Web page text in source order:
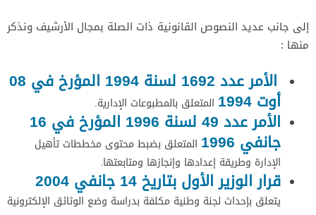
إلى جانب عديد النصوص القانونية ذات الصلة بمجال الأرشيف ونذكر
منها :
الأمر عدد 1692 لسنة 1994 المؤرخ في 08
أوت 1994 المتعلق بالمطبوعات الإدارية.
الأمر عدد 49 لسنة 1996 المؤرخ في 16
جانفي 1996
المتعلق بضبط محتوى مخططات تأهيل
الإدارة وطريقة إعدادها وإنجازها ومتابعتها.
قرار الوزير الأول بتاريخ 14 جانفي 2004
يتعلق بإحداث لجنة وطنية مكلفة بدراسة وضع الوثائق الإلكترونية